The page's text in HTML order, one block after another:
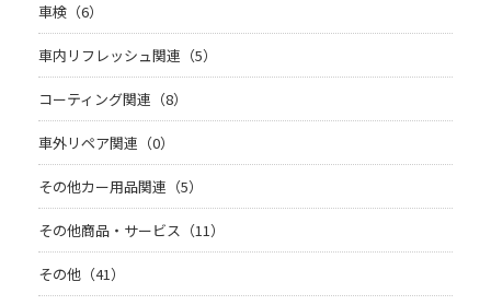
車検（6）
車内リフレッシュ関連（5）
コーティング関連（8）
車外リペア関連（0）
その他カー用品関連（5）
その他商品・サービス（11）
その他（41）